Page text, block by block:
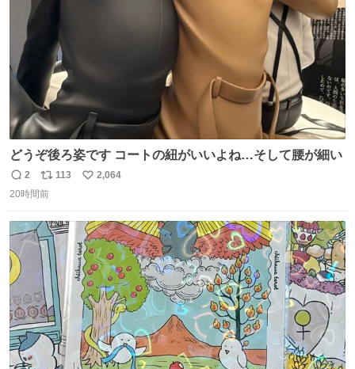
どうぞ後ろ姿です コートの紐がいいよね…そして腰が細い
返
信
2
リ
ポ
ト
数
113
い
数
2,064
20時間前